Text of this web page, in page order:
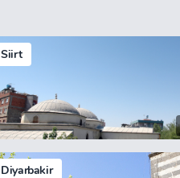
Siirt
Diyarbakir